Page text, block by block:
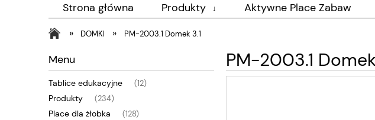
Strona główna Produkty Aktywne Place Zabaw
» DOMKI » PM-2003.1 Domek 3.1
Menu
Tablice edukacyjne (12)
Produkty (234)
Place dla żłobka (128)
PM-2003.1 Domek